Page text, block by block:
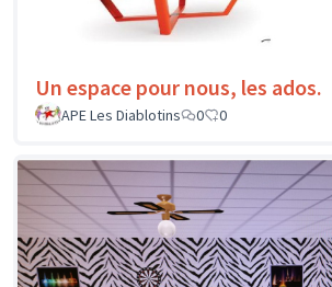
Un espace pour nous, les ados.
APE Les Diablotins
0 0